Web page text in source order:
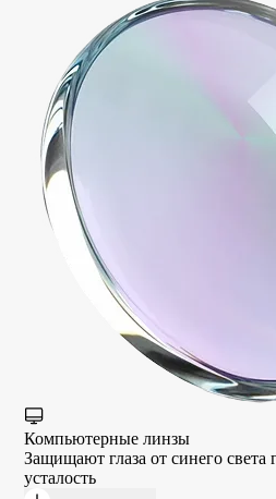
Компьютерные линзы
Защищают глаза от синего
усталость